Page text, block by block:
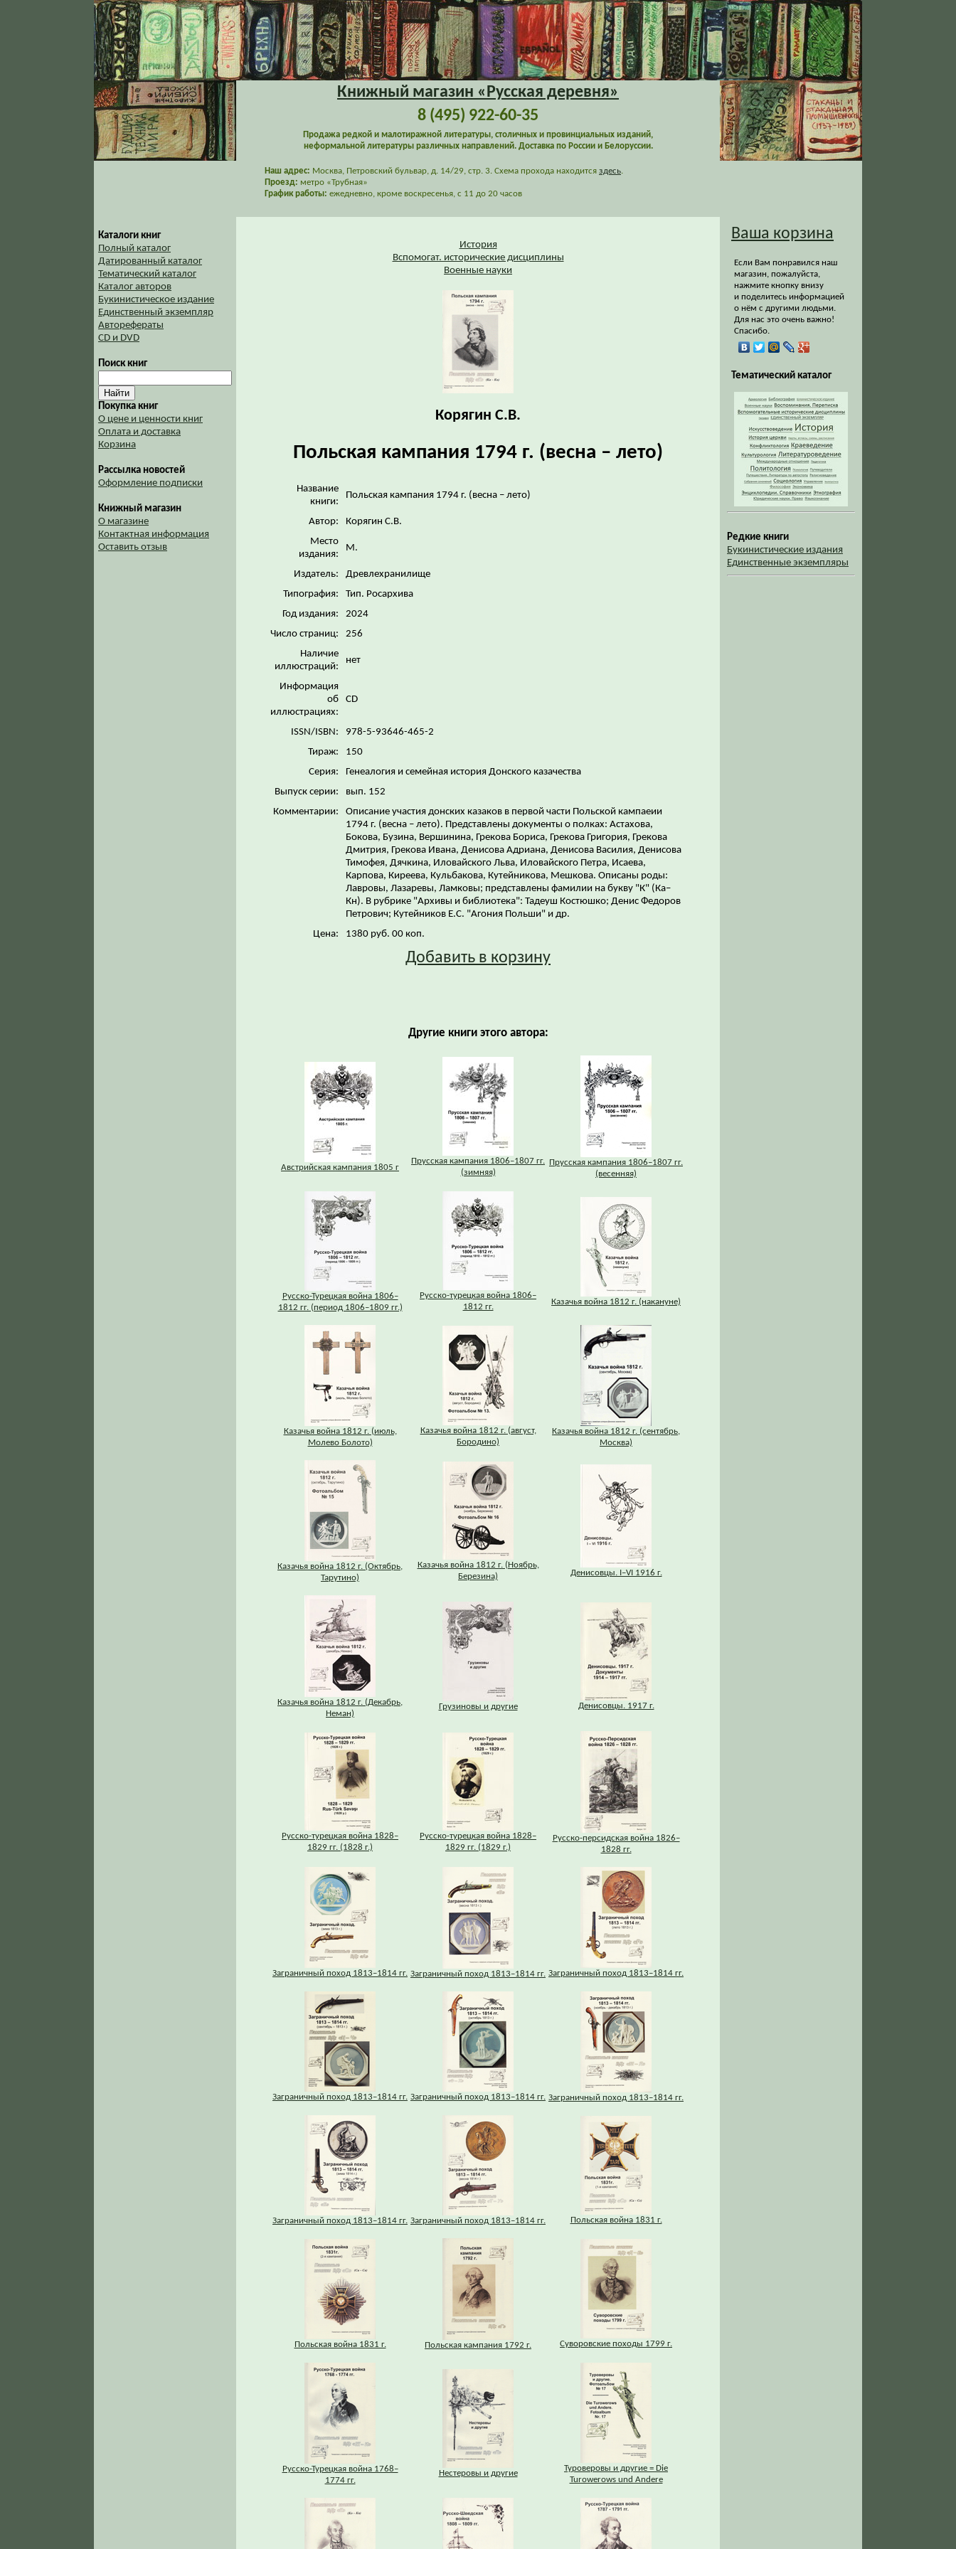
Книжный магазин «Русская деревня»
8 (495) 922-60-35
Продажа редкой и малотиражной литературы, столичных и провинциальных изданий,
неформальной литературы различных направлений. Доставка по России и Белоруссии.
Наш адрес: Москва, Петровский бульвар, д. 14/29, стр. 3. Схема прохода находится здесь.
Проезд: метро «Трубная»
График работы: ежедневно, кроме воскресенья, с 11 до 20 часов
Каталоги книг
Полный каталог
Датированный каталог
Тематический каталог
Каталог авторов
Букинистическое издание
Единственный экземпляр
Авторефераты
CD и DVD
Поиск книг
Покупка книг
О цене и ценности книг
Оплата и доставка
Корзина
Рассылка новостей
Оформление подписки
Книжный магазин
О магазине
Контактная информация
Оставить отзыв
История
Вспомогат. исторические дисциплины
Военные науки
Корягин С.В.
Польская кампания 1794 г. (весна – лето)
Название
книги:
Польская кампания 1794 г. (весна – лето)
Автор:
Корягин С.В.
Место
издания:
М.
Издатель:
Древлехранилище
Типография:
Тип. Росархива
Год издания:
2024
Число страниц:
256
Наличие
иллюстраций:
нет
Информация
об
иллюстрациях:
CD
ISSN/ISBN:
978-5-93646-465-2
Тираж:
150
Серия:
Генеалогия и семейная история Донского казачества
Выпуск серии:
вып. 152
Комментарии:
Описание участия донских казаков в первой части Польской кампаеии
1794 г. (весна – лето). Представлены документы о полках: Астахова,
Бокова, Бузина, Вершинина, Грекова Бориса, Грекова Григория, Грекова
Дмитрия, Грекова Ивана, Денисова Адриана, Денисова Василия, Денисова
Тимофея, Дячкина, Иловайского Льва, Иловайского Петра, Исаева,
Карпова, Киреева, Кульбакова, Кутейникова, Мешкова. Описаны роды:
Лавровы, Лазаревы, Ламковы; представлены фамилии на букву "К" (Ка–
Кн). В рубрике "Архивы и библиотека": Тадеуш Костюшко; Денис Федоров
Петрович; Кутейников Е.С. "Агония Польши" и др.
Цена:
1380 руб. 00 коп.
Добавить в корзину
Другие книги этого автора:
Австрийская кампания 1805 г
Прусская кампания 1806–1807 гг.
(зимняя)
Прусская кампания 1806–1807 гг.
(весенняя)
Русско-Турецкая война 1806–
1812 гг. (период 1806–1809 гг.)
Русско-турецкая война 1806–
1812 гг.
Казачья война 1812 г. (накануне)
Казачья война 1812 г. (июль,
Молево Болото)
Казачья война 1812 г. (август,
Бородино)
Казачья война 1812 г. (сентябрь,
Москва)
Казачья война 1812 г. (Октябрь,
Тарутино)
Казачья война 1812 г. (Ноябрь,
Березина)
Денисовцы. I–VI 1916 г.
Казачья война 1812 г. (Декабрь,
Неман)
Грузиновы и другие Денисовцы. 1917 г.
Русско-турецкая война 1828–
1829 гг. (1828 г.)
Русско-турецкая война 1828–
1829 гг. (1829 г.)
Русско-персидская война 1826–
1828 гг.
Заграничный поход 1813–1814 гг. Заграничный поход 1813–1814 гг. Заграничный поход 1813–1814 гг.
Заграничный поход 1813–1814 гг. Заграничный поход 1813–1814 гг. Заграничный поход 1813–1814 гг.
Заграничный поход 1813–1814 гг. Заграничный поход 1813–1814 гг. Польская война 1831 г.
Польская война 1831 г. Польская кампания 1792 г. Суворовские походы 1799 г.
Русско-Турецкая война 1768–
1774 гг.
Нестеровы и другие
Туроверовы и другие = Die
Turowerows und Andere
Ваша корзина
Если Вам понравился наш
магазин, пожалуйста,
нажмите кнопку внизу
и поделитесь информацией
о нём с другими людьми.
Для нас это очень важно!
Спасибо.
Тематический каталог
Редкие книги
Букинистические издания
Единственные экземпляры